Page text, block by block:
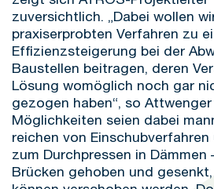
zuversichtlich. „Dabei wollen
praxiserprobten Verfahren zu
Effizienzsteigerung bei der
Baustellen beitragen, deren
Lösung womöglich noch gar
gezogen haben“, so Attwenger
Möglichkeiten seien dabei
reichen von
zum Durchpressen in Dämmen
Brücken gehoben und